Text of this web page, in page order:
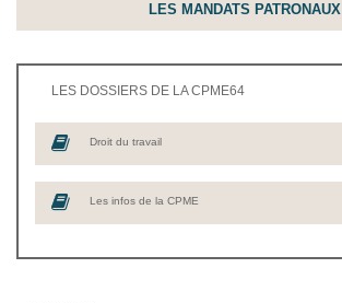
LES MANDATS PATRONAUX
LES DOSSIERS DE LA CPME64
Droit du travail
Les infos de la CPME